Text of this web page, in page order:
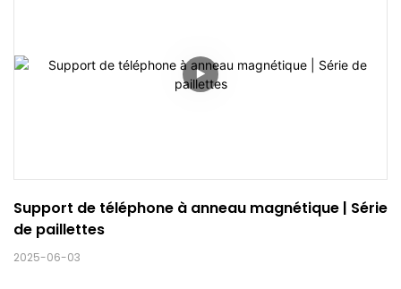
Support de téléphone à anneau magnétique | Série
de paillettes
2025-06-03